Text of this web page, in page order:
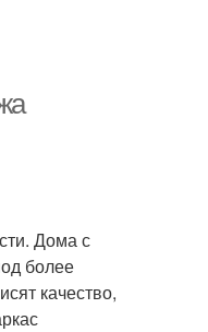
Дома с
более
качество,